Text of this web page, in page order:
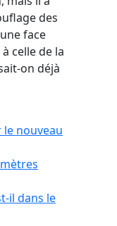
des
face
celle de la
on déjà
nouveau
il dans le